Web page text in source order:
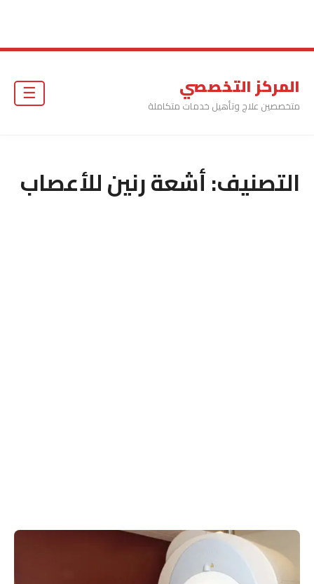
المركز التخصصي
متخصصين علاج وتأهيل خدمات متكاملة
التصنيف:أشعة رنين للأعصاب